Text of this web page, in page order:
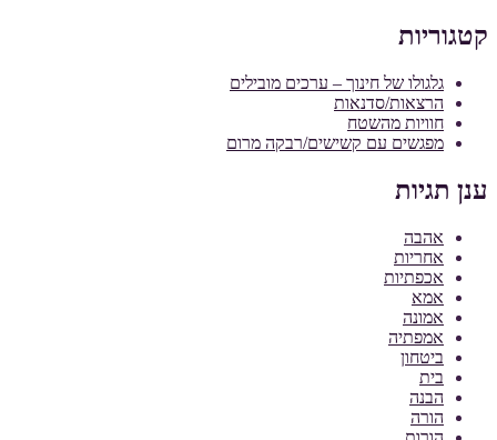
קטגוריות
גלגולו של חינוך – ערכים מובילים
הרצאות/סדנאות
חוויות מהשטח
מפגשים עם קשישים/רבקה מרום
ענן תגיות
אהבה
אחריות
אכפתיות
אמא
אמונה
אמפתיה
ביטחון
בית
הבנה
הורה